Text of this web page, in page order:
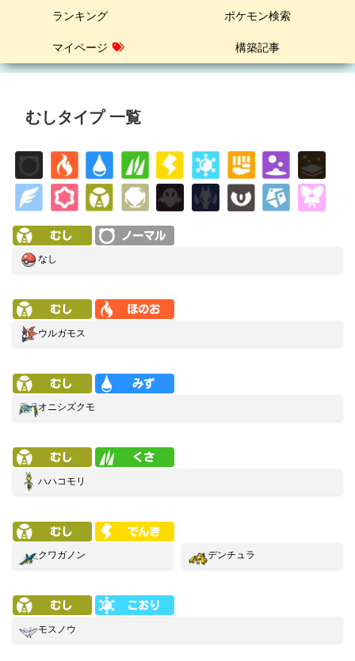
ランキング ポケモン検索
マイページ 構築記事
むしタイプ 一覧
なし
ウルガモス
オニシズクモ
ハハコモリ
クワガノン デンチュラ
モスノウ